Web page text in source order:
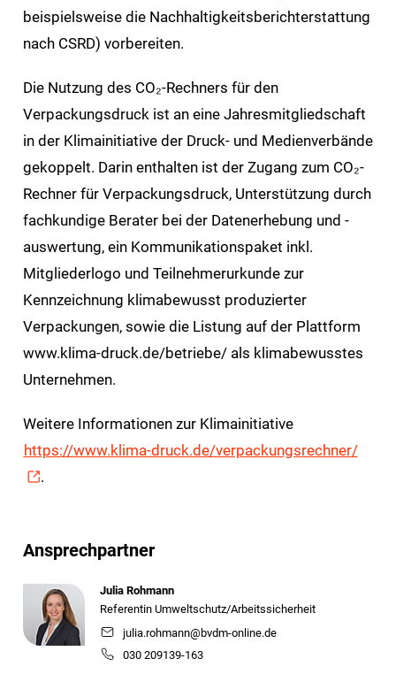
beispielsweise die Nachhaltigkeitsberichterstattung
nach CSRD) vorbereiten.
Die Nutzung des CO₂-Rechners für den
Verpackungsdruck ist an eine Jahresmitgliedschaft
in der Klimainitiative der Druck- und Medienverbände
gekoppelt. Darin enthalten ist der Zugang zum CO₂-
Rechner für Verpackungsdruck, Unterstützung durch
fachkundige Berater bei der Datenerhebung und -
auswertung, ein Kommunikationspaket inkl.
Mitgliederlogo und Teilnehmerurkunde zur
Kennzeichnung klimabewusst produzierter
Verpackungen, sowie die Listung auf der Plattform
www.klima-druck.de/betriebe/ als klimabewusstes
Unternehmen.
Weitere Informationen zur Klimainitiative
https://www.klima-druck.de/verpackungsrechner/
.
Ansprechpartner
Julia Rohmann
Referentin Umweltschutz/Arbeitssicherheit
julia.rohmann@bvdm-online.de
030 209139-163